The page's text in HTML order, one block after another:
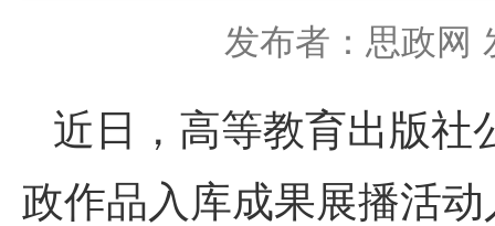
发布者：思政网
近日，高等教育出版社
政作品入库成果展播活